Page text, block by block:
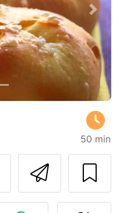
50 min
Imprimir
al autor
de esta